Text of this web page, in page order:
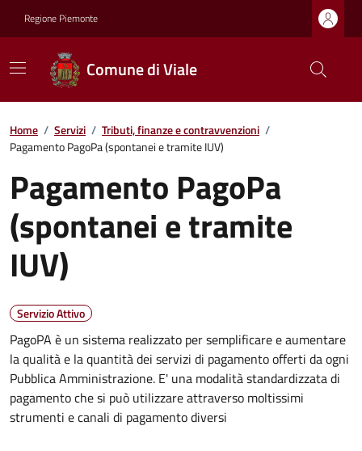
Regione Piemonte
Comune di Viale
Home / Servizi / Tributi, finanze e contravvenzioni /
Pagamento PagoPa (spontanei e tramite IUV)
Pagamento PagoPa
(spontanei e tramite
IUV)
Servizio Attivo
PagoPA è un sistema realizzato per semplificare e aumentare
la qualità e la quantità dei servizi di pagamento offerti da ogni
Pubblica Amministrazione. E' una modalità standardizzata di
pagamento che si può utilizzare attraverso moltissimi
strumenti e canali di pagamento diversi